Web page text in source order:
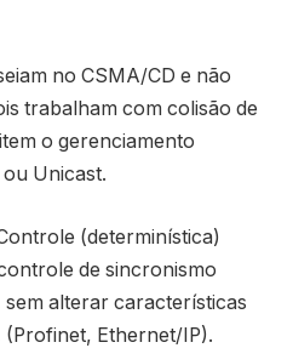
no CSMA/CD e não
trabalham com colisão de
o gerenciamento
Unicast.
(determinística)
de sincronismo
alterar características
Ethernet/IP).